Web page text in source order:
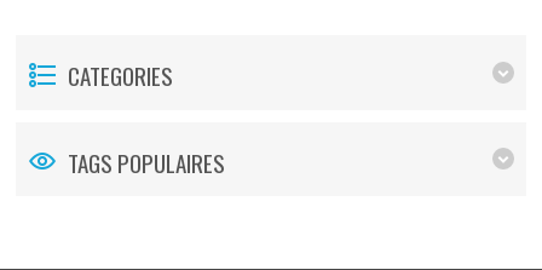
CATEGORIES
TAGS POPULAIRES